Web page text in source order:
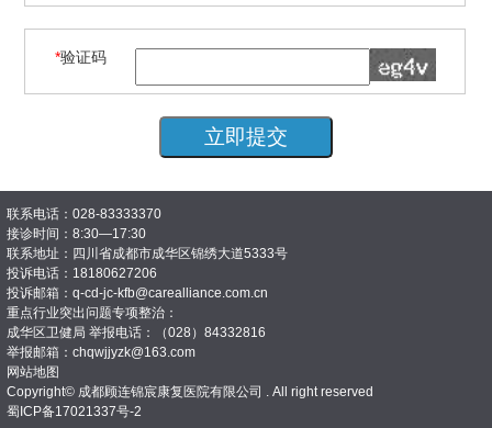
*验证码
联系电话：028-83333370
接诊时间：8:30—17:30
联系地址：四川省成都市成华区锦绣大道5333号
投诉电话：18180627206
投诉邮箱：q-cd-jc-kfb@carealliance.com.cn
重点行业突出问题专项整治：
成华区卫健局 举报电话：（028）84332816
举报邮箱：chqwjjyzk@163.com
网站地图
Copyright© 成都顾连锦宸康复医院有限公司 . All right reserved
蜀ICP备17021337号-2